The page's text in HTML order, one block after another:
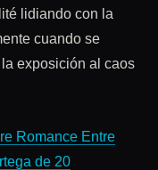
lidiando con la
cuando se
exposición al caos
Romance Entre
de 20